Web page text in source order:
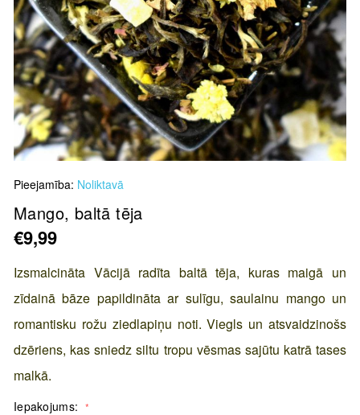
to
the
beginning
of
the
gallery
Pieejamība: Noliktavā
Mango, baltā tēja
€9,99
Izsmalcināta Vācijā radīta baltā tēja, kuras maigā un
zīdainā bāze papildināta ar sulīgu, saulainu mango un
romantisku rožu ziedlapiņu noti. Viegls un atsvaidzinošs
dzēriens, kas sniedz siltu tropu vēsmas sajūtu katrā tases
malkā.
Iepakojums